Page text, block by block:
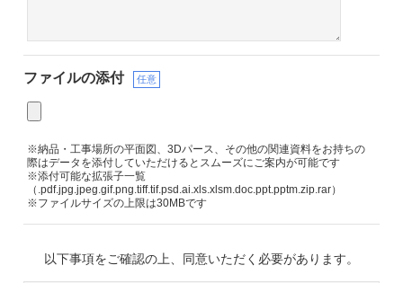
ファイルの添付 任意
※納品・工事場所の平面図、3Dパース、その他の関連資料をお持ちの
際はデータを添付していただけるとスムーズにご案内が可能です
※添付可能な拡張子一覧
（.pdf.jpg.jpeg.gif.png.tiff.tif.psd.ai.xls.xlsm.doc.ppt.pptm.zip.rar）
※ファイルサイズの上限は30MBです
以下事項をご確認の上、同意いただく必要があります。